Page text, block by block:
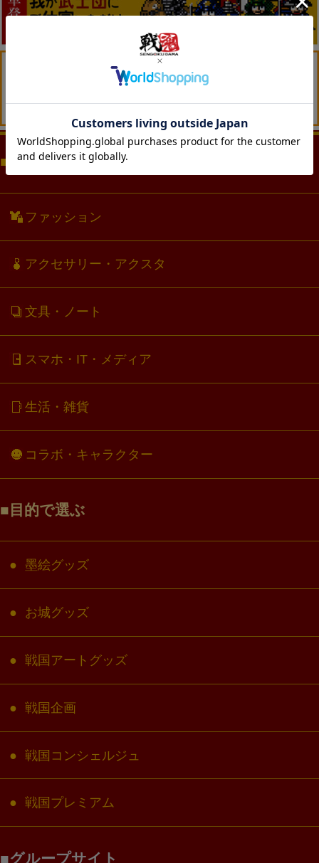
商品カテゴリー（CATEGORY)
ファッション
アクセサリー・アクスタ
文具・ノート
スマホ・IT・メディア
生活・雑貨
コラボ・キャラクター
目的で選ぶ
墨絵グッズ
お城グッズ
戦国アートグッズ
戦国企画
戦国コンシェルジュ
戦国プレミアム
グループサイト